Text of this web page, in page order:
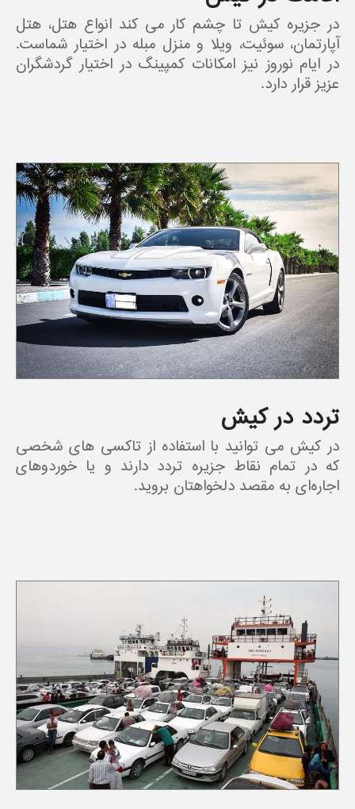
در جزیره کیش تا چشم کار می کند انواع هتل، هتل
آپارتمان، سوئیت، ویلا و منزل مبله در اختیار شماست.
در ایام نوروز نیز امکانات کمپینگ در اختیار گردشگران
عزیز قرار دارد.
تردد در کیش
در کیش می توانید با استفاده از تاکسی های شخصی
که در تمام نقاط جزیره تردد دارند و یا خوردوهای
اجاره‌ای به مقصد دلخواهتان بروید.